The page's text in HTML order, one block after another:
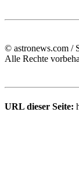
© astronews.com /
Alle Rechte
URL dieser Seite: